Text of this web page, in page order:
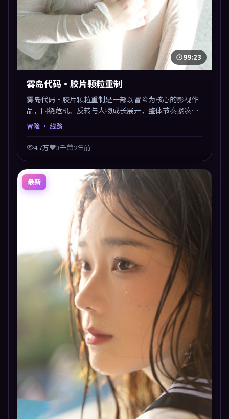
99:23
雾岛代码·胶片颗粒重制
雾岛代码·胶片颗粒重制是一部以冒险为核心的影视作
品，围绕危机、反转与人物成长展开，整体节奏紧凑，
值得推荐观看。
冒险 · 线路
4.7万 3千 2年前
最新